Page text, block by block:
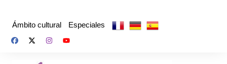
Ámbito cultural Especiales